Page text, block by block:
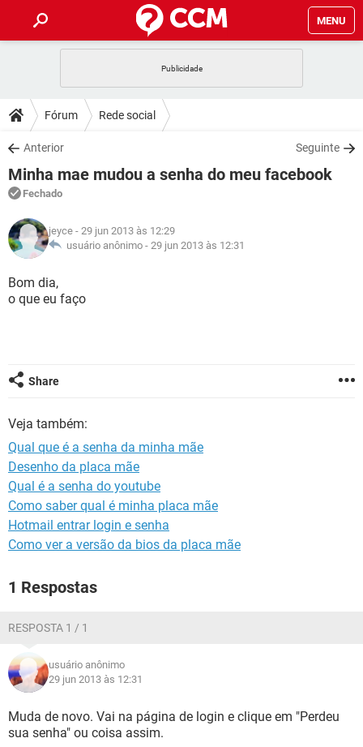
MENU
CELULAR
OUTLOOK
INSTAGRAM GMAIL
GUIA DE COMPRAS
DICAS
JOGOS
OUTLOOK
INSTAGRAM
GUIA DE COMPRAS
DOWNLOADS
JOGOS WHATSAPP
CELULAR
OUTLOOK
INSTAGRAM
GUIA DE COMPRAS
FÓRUM
JOGOS
CELULAR FACEBOOK
INSTAGRAM
GLOSSÁRIO
JOGOS
CELULAR
Fórum Rede social
Anterior Seguinte
Minha mae mudou a senha do meu facebook
Fechado
jeyce - 29 jun 2013 às 12:29
usuário anônimo - 29 jun 2013 às 12:31
Bom dia,
o que eu faço
Share
Veja também:
Qual que é a senha da minha mãe
Desenho da placa mãe
Qual é a senha do youtube
Como saber qual é minha placa mãe
Hotmail entrar login e senha
Como ver a versão da bios da placa mãe
1 Respostas
RESPOSTA 1 / 1
usuário anônimo
29 jun 2013 às 12:31
Muda de novo. Vai na página de login e clique em "Perdeu
sua senha" ou coisa assim.